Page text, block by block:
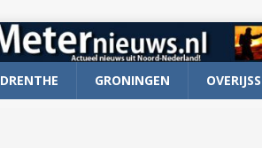
DRENTHE GRONINGEN